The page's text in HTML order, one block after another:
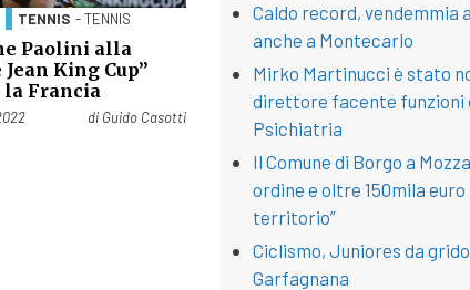
TENNIS - TENNIS
Paolini alla
King Cup”
la Francia
il di Guido Casotti
Caldo record, vendemmia
anche a Montecarlo
Mirko Martinucci è stato
direttore facente funzioni
Psichiatria
Il Comune di Borgo a
ordine e oltre 150mila euro
territorio”
Ciclismo, Juniores da grido
Garfagnana